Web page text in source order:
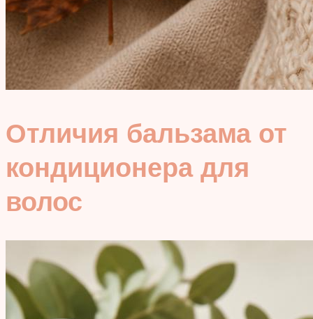
Отличия бальзама от
кондиционера для
волос